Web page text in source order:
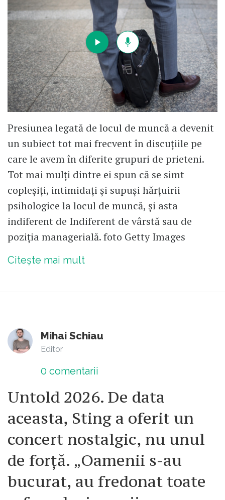
Presiunea legată de locul de muncă a devenit
un subiect tot mai frecvent în discuțiile pe
care le avem în diferite grupuri de prieteni.
Tot mai mulți dintre ei spun că se simt
copleșiți, intimidați și supuși hărțuirii
psihologice la locul de muncă, și asta
indiferent de Indiferent de vârstă sau de
poziția managerială. foto Getty Images
Citește mai mult
Mihai Schiau
Editor
0 comentarii
Untold 2026. De data
aceasta, Sting a oferit un
concert nostalgic, nu unul
de forță. „Oamenii s-au
bucurat, au fredonat toate